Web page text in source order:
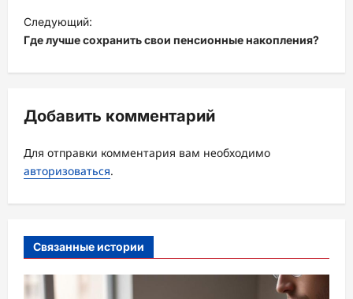
в
и
ц
я
з
а
п
и
с
Следующий:
Где лучше сохранить свои пенсионные накопления?
Добавить комментарий
Для отправки комментария вам необходимо
авторизоваться.
Связанные истории